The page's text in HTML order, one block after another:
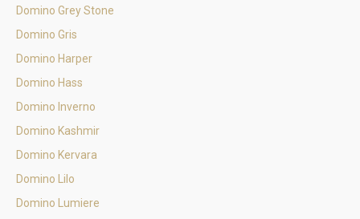
Domino Grey Stone
Domino Gris
Domino Harper
Domino Hass
Domino Inverno
Domino Kashmir
Domino Kervara
Domino Lilo
Domino Lumiere